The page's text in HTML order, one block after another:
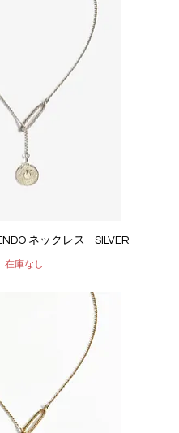
ックビュー
ネックレス - SILVER
在庫なし